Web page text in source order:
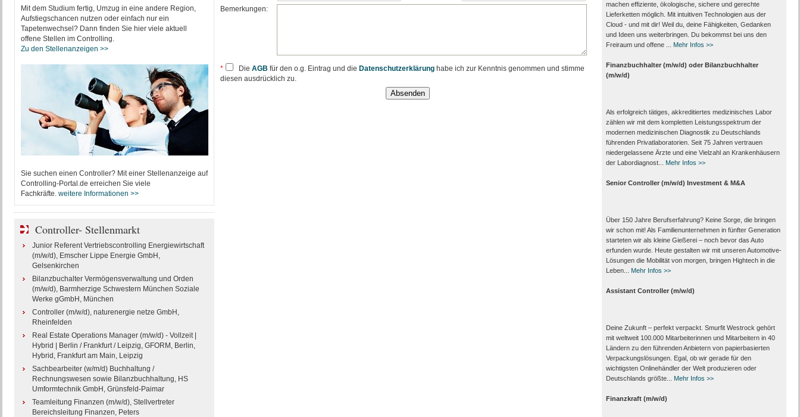
Bemerkungen:
* Die AGB für den o.g. Eintrag und die Datenschutzerklärunghabe ich zur Kenntnis genommen und stimme
diesen ausdrücklich zu.
Mit dem Studium fertig, Umzug in eine andere Region,
Aufstiegschancen nutzen oder einfach nur ein
Tapetenwechsel? Dann finden Sie hier viele aktuell
offene Stellen im Controlling.
Zu den Stellenanzeigen >>
Sie suchen einen Controller? Mit einer Stellenanzeige auf
Controlling-Portal.de erreichen Sie viele
Fachkräfte. weitere Informationen >>
Controller- Stellenmarkt
Junior Referent Vertriebscontrolling Energiewirtschaft
(m/w/d), Emscher Lippe Energie GmbH,
Gelsenkirchen
Bilanzbuchalter Vermögensverwaltung und Orden
(m/w/d), Barmherzige Schwestern München Soziale
Werke gGmbH, München
Controller (m/w/d), naturenergie netze GmbH,
Rheinfelden
Real Estate Operations Manager (m/w/d) - Vollzeit |
Hybrid | Berlin / Frankfurt / Leipzig, GFORM, Berlin,
Hybrid, Frankfurt am Main, Leipzig
Sachbearbeiter (w/m/d) Buchhaltung /
Rechnungswesen sowie Bilanzbuchhaltung, HS
Umformtechnik GmbH, Grünsfeld-Paimar
Teamleitung Finanzen (m/w/d), Stellvertreter
Bereichsleitung Finanzen, Peters
machen effiziente, ökologische, sichere und gerechte
Lieferketten möglich. Mit intuitiven Technologien aus der
Cloud - und mit dir! Weil du, deine Fähigkeiten, Gedanken
und Ideen uns weiterbringen. Du bekommst bei uns den
Freiraum und offene ...
Mehr Infos >>
Finanzbuchhalter (m/w/d) oder Bilanzbuchhalter
(m/w/d)
Als erfolgreich tätiges, akkreditiertes medizinisches Labor
zählen wir mit dem kompletten Leistungs­spektrum der
modernen medizinischen Diagnostik zu Deutschlands
führenden Privat­laboratorien. Seit 75 Jahren vertrauen
nieder­gelassene Ärzte und eine Vielzahl an Kranken­häusern
der Labor­diagnost...
Mehr Infos >>
Senior Controller (m/w/d) Investment & M&A
Über 150 Jahre Berufserfahrung? Keine Sorge, die bringen
wir schon mit! Als Familienunternehmen in fünfter Generation
starteten wir als kleine Gießerei – noch bevor das Auto
erfunden wurde. Heute gestalten wir mit unseren Automotive-
Lösungen die Mobilität von morgen, bringen Hightech in die
Leben...
Mehr Infos >>
Assistant Controller (m/w/d)
Deine Zukunft – perfekt verpackt. Smurfit Westrock gehört
mit weltweit 100.000 Mitarbeiter­innen und Mitarbeitern in 40
Ländern zu den führenden Anbietern von papier­basierten
Verpackungs­lösungen. Egal, ob wir gerade für den
wichtigsten Onlinehändler der Welt produzieren oder
Deutschlands größte...
Mehr Infos >>
Finanzkraft (m/w/d)